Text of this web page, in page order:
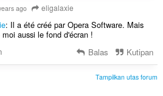
ago eligalaxie
: Il a été créé par Opera Software. Mais
moi aussi le fond d'écran !
Balas Kutipan
Tampilkan utas forum